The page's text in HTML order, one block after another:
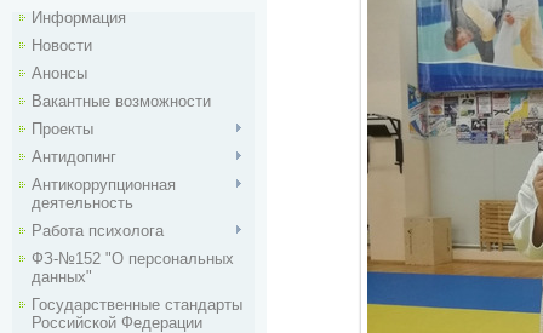
Информация
Новости
Анонсы
Вакантные возможности
Проекты
Антидопинг
Антикоррупционная
деятельность
Работа психолога
ФЗ-№152 "О персональных
данных"
Государственные стандарты
Российской Федерации